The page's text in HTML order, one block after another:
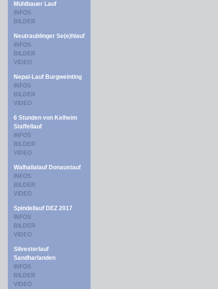
Mühlbauer Lauf
INFOS
BILDER
Neutraublinger Se(e)hlauf
INFOS
BILDER
VIDEO
Nepal-Lauf Burgweinting
INFOS
BILDER
VIDEO
6 Stunden von Kelheim
Staffellauf
INFOS
BILDER
VIDEO
Walhallalauf Donaustauf
INFOS
BILDER
VIDEO
Spindellauf DEZ 2017
INFOS
BILDER
VIDEO
Silvesterlauf
Sandharlanden
INFOS
BILDER
VIDEO